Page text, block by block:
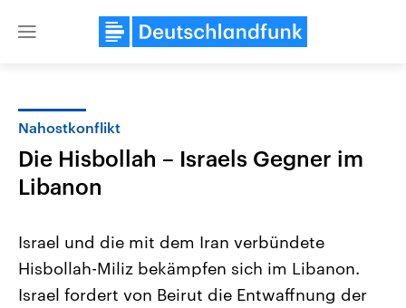
Close
Nahostkonflikt
Die Hisbollah – Israels Gegner im
Libanon
Israel und die mit dem Iran verbündete
Hisbollah-Miliz bekämpfen sich im Libanon.
Israel fordert von Beirut die Entwaffnung der